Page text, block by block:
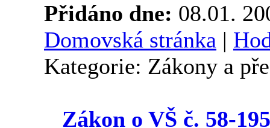
Přidáno dne: 08.01.
Domovská stránka |
Kategorie: Zákony a
Zákon o VŠ č. 58-